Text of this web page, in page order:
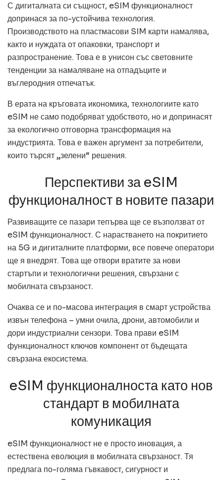
С дигиталната си същност, eSIM функционалност
допринася за по-устойчива технология.
Производството на пластмасови SIM карти намалява,
както и нуждата от опаковки, транспорт и
разпространение. Това е в унисон със световните
тенденции за намаляване на отпадъците и
въглеродния отпечатък.
В ерата на кръговата икономика, технологиите като
eSIM не само подобряват удобството, но и допринасят
за екологично отговорна трансформация на
индустрията. Това е важен аргумент за потребители,
които търсят „зелени“ решения.
Перспективи за eSIM
функционалност в новите пазари
Развиващите се пазари тепърва ще се възползват от
eSIM функционалност. С нарастването на покритието
на 5G и дигиталните платформи, все повече оператори
ще я внедрят. Това ще отвори вратите за нови
стартъпи и технологични решения, свързани с
мобилната свързаност.
Очаква се и по-масова интеграция в смарт устройства
извън телефона – умни очила, дрони, автомобили и
дори индустриални сензори. Това прави eSIM
функционалност ключов компонент от бъдещата
свързана екосистема.
eSIM функционалноста като нов
стандарт в мобилната
комуникация
eSIM функционалност не е просто иновация, а
естествена еволюция в мобилната свързаност. Тя
предлага по-голяма гъвкавост, сигурност и